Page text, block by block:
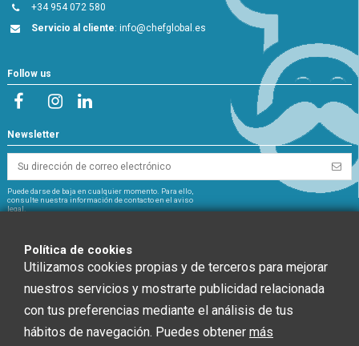
+34 954 072 580
Servicio al cliente:info@chefglobal.es
Follow us
Newsletter
Puede darse de baja en cualquier momento. Para ello,
consulte nuestra información de contacto en el aviso
legal.
CHEF GLOBAL 2014 SOCIEDAD LIMITADA ha recibido una ayuda de la Unión
Europea con cargo al Fondo NextGenerationEU, en el marco del Plan de
Política de cookies
Utilizamos cookies propias y de terceros para mejorar
nuestros servicios y mostrarte publicidad relacionada
con tus preferencias mediante el análisis de tus
hábitos de navegación. Puedes obtener más